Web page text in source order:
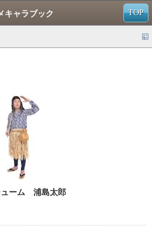
TOP
キャラブック
ューム 浦島太郎